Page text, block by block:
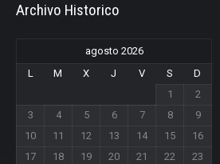
Archivo Historico
agosto 2026
L
M X J V S
D
1
2
3
4 5 6 7 8
9
10
11 12 13 14 15
16
17
18 19 20 21 22
23